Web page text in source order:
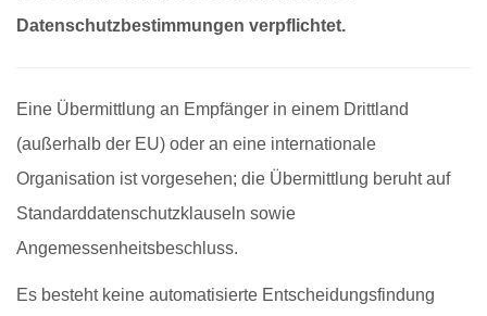
Datenschutzbestimmungen verpflichtet.
Eine Übermittlung an Empfänger in einem Drittland
(außerhalb der EU) oder an eine internationale
Organisation ist vorgesehen; die Übermittlung beruht auf
Standarddatenschutzklauseln sowie
Angemessenheitsbeschluss.
Es besteht keine automatisierte Entscheidungsfindung